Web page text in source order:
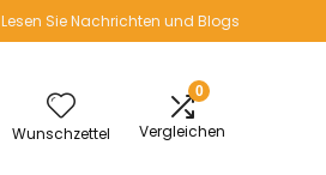
Lesen Sie Nachrichten und Blogs
Wunschzettel
0
Vergleichen